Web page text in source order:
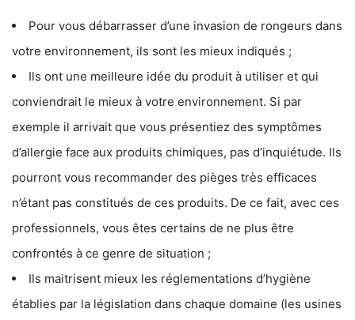
Pour vous débarrasser d’une invasion de rongeurs dans
votre environnement, ils sont les mieux indiqués ;
Ils ont une meilleure idée du produit à utiliser et qui
conviendrait le mieux à votre environnement. Si par
exemple il arrivait que vous présentiez des symptômes
d’allergie face aux produits chimiques, pas d’inquiétude. Ils
pourront vous recommander des pièges très efficaces
n’étant pas constitués de ces produits. De ce fait, avec ces
professionnels, vous êtes certains de ne plus être
confrontés à ce genre de situation ;
Ils maitrisent mieux les réglementations d’hygiène
établies par la législation dans chaque domaine (les usines